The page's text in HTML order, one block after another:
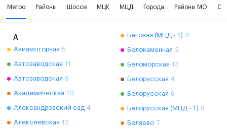
Метро Районы Шоссе МЦК МЦД Города Районы МО
А
Авиамоторная 5
Автозаводская 11
Автозаводская 6
Академическая 10
Александровский сад 4
Алексеевская 12
Беговая (МЦД - 1) 3
Белокаменная 2
Беломорская 13
Белорусская 4
Белорусская 6
Белорусская (МЦД - 1) 9
Беляево 7